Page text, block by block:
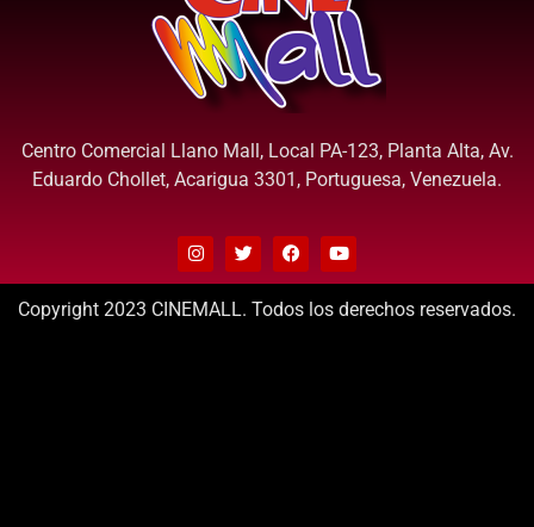
Centro Comercial Llano Mall, Local PA-123, Planta Alta, Av.
Eduardo Chollet, Acarigua 3301, Portuguesa, Venezuela.
Copyright 2023 CINEMALL. Todos los derechos reservados.